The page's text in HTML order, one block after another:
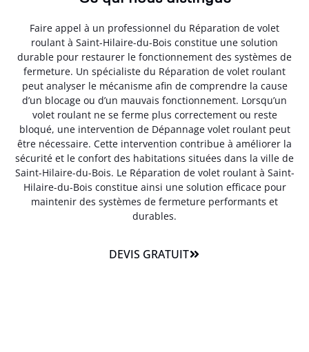
Faire appel à un professionnel du Réparation de volet
roulant à Saint-Hilaire-du-Bois constitue une solution
durable pour restaurer le fonctionnement des systèmes de
fermeture. Un spécialiste du Réparation de volet roulant
peut analyser le mécanisme afin de comprendre la cause
d’un blocage ou d’un mauvais fonctionnement. Lorsqu’un
volet roulant ne se ferme plus correctement ou reste
bloqué, une intervention de Dépannage volet roulant peut
être nécessaire. Cette intervention contribue à améliorer la
sécurité et le confort des habitations situées dans la ville de
Saint-Hilaire-du-Bois. Le Réparation de volet roulant à Saint-
Hilaire-du-Bois constitue ainsi une solution efficace pour
maintenir des systèmes de fermeture performants et
durables.
DEVIS GRATUIT